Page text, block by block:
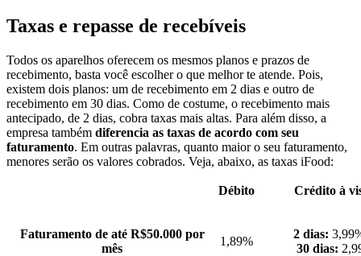
Taxas e repasse de recebíveis
Todos os aparelhos oferecem os mesmos planos e prazos de
recebimento, basta você escolher o que melhor te atende. Pois,
existem dois planos: um de recebimento em 2 dias e outro de
recebimento em 30 dias. Como de costume, o recebimento mais
antecipado, de 2 dias, cobra taxas mais altas. Para além disso, a
empresa também diferencia as taxas de acordo com seu
faturamento. Em outras palavras, quanto maior o seu faturamento,
menores serão os valores cobrados. Veja, abaixo, as taxas iFood:
Débito Crédito à
Faturamento de até R$50.000 por
mês
1,89%
2 dias:
30 dias: